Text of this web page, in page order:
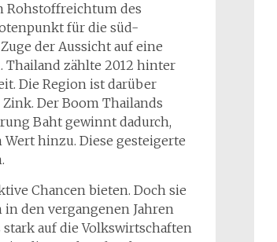
Rohstoffreichtum des
für die süd-
der Aussicht auf eine
Thailand zählte 2012 hinter
Die Region ist darüber
Der Boom Thailands
Baht gewinnt dadurch,
hinzu. Diese gesteigerte
Chancen bieten. Doch sie
den vergangenen Jahren
auf die Volkswirtschaften